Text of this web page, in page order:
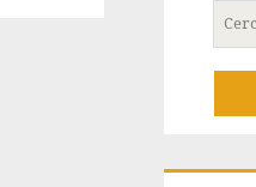
Cerca
per: